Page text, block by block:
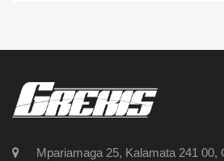
Mpariamaga 25, Kalamata 241 00,